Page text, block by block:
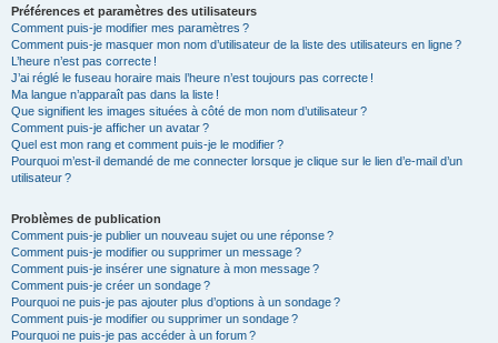
Préférences et paramètres des utilisateurs
Comment puis-je modifier mes paramètres ?
Comment puis-je masquer mon nom d’utilisateur de la liste des utilisateurs en ligne ?
L’heure n’est pas correcte !
J’ai réglé le fuseau horaire mais l’heure n’est toujours pas correcte !
Ma langue n’apparaît pas dans la liste !
Que signifient les images situées à côté de mon nom d’utilisateur ?
Comment puis-je afficher un avatar ?
Quel est mon rang et comment puis-je le modifier ?
Pourquoi m’est-il demandé de me connecter lorsque je clique sur le lien d’e-mail d’un
utilisateur ?
Problèmes de publication
Comment puis-je publier un nouveau sujet ou une réponse ?
Comment puis-je modifier ou supprimer un message ?
Comment puis-je insérer une signature à mon message ?
Comment puis-je créer un sondage ?
Pourquoi ne puis-je pas ajouter plus d’options à un sondage ?
Comment puis-je modifier ou supprimer un sondage ?
Pourquoi ne puis-je pas accéder à un forum ?